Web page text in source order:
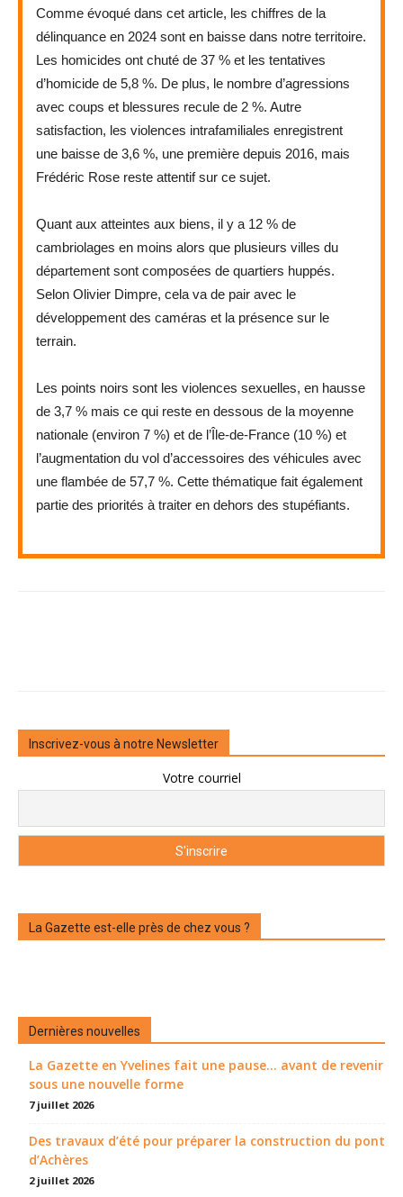
Comme évoqué dans cet article, les chiffres de la
délinquance en 2024 sont en baisse dans notre territoire.
Les homicides ont chuté de 37 % et les tentatives
d’homicide de 5,8 %. De plus, le nombre d’agressions
avec coups et blessures recule de 2 %. Autre
satisfaction, les violences intrafamiliales enregistrent
une baisse de 3,6 %, une première depuis 2016, mais
Frédéric Rose reste attentif sur ce sujet.
Quant aux atteintes aux biens, il y a 12 % de
cambriolages en moins alors que plusieurs villes du
département sont composées de quartiers huppés.
Selon Olivier Dimpre, cela va de pair avec le
développement des caméras et la présence sur le
terrain.
Les points noirs sont les violences sexuelles, en hausse
de 3,7 % mais ce qui reste en dessous de la moyenne
nationale (environ 7 %) et de l’Île-de-France (10 %) et
l’augmentation du vol d’accessoires des véhicules avec
une flambée de 57,7 %. Cette thématique fait également
partie des priorités à traiter en dehors des stupéfiants.
Inscrivez-vous à notre Newsletter
Votre courriel
La Gazette est-elle près de chez vous ?
Dernières nouvelles
La Gazette en Yvelines fait une pause... avant de revenir
sous une nouvelle forme
7 juillet 2026
Des travaux d’été pour préparer la construction du pont
d’Achères
2 juillet 2026